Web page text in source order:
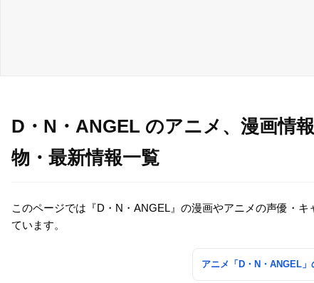
D・N・ANGEL のアニメ、漫画情
物・最新情報一覧
このページでは『D・N・ANGEL』の漫画やアニメの声優・
ています。
アニメ「D・N・ANGEL